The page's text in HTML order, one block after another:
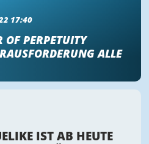
17:40
OF PERPETUITY
ALLE
IST AB HEUTE